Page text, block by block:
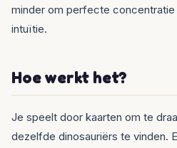
minder om perfecte concentratie
intuïtie.
Hoe werkt het?
Je speelt door kaarten om te
dezelfde dinosauriërs te vinden.